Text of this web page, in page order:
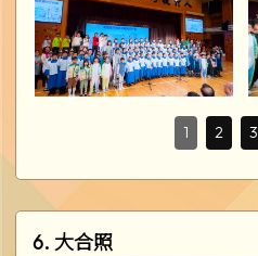
1 2 3
6. 大合照